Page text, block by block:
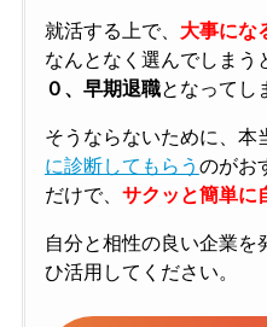
就活する上で、 大事にな
なんとなく選んでしまう
０、早期退職となってし
そうならないために、本
に診断してもらう のがお
だけで、 サクッと簡単に
自分と相性の良い企業
ひ活用してください。